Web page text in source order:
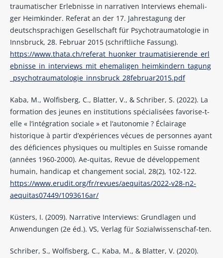
traumatischer Erlebnisse in narrativen Interviews ehemali-
ger Heimkinder. Referat an der 17. Jahrestagung der
deutschsprachigen Gesellschaft für Psychotraumatologie in
Innsbruck, 28. Februar 2015 (schriftliche Fassung).
https://www.thata.ch/referat_huonker_traumatisierende_erl
ebnisse_in_interviews_mit_ehemaligen_heimkindern_tagung
_psychotraumatologie_innsbruck_28februar2015.pdf
Kaba, M., Wolfisberg, C., Blatter, V., & Schriber, S. (2022). La
formation des jeunes en institutions spécialisées favorise-t-
elle « l’intégration sociale » et l’autonomie ? Éclairage
historique à partir d’expériences vécues de personnes ayant
des déficiences physiques ou multiples en Suisse romande
(années 1960-2000). Ae-quitas, Revue de développement
humain, handicap et changement social, 28(2), 102-122.
https://www.erudit.org/fr/revues/aequitas/2022-v28-n2-
aequitas07449/1093616ar/
Küsters, I. (2009). Narrative Interviews: Grundlagen und
Anwendungen (2e éd.). VS, Verlag für Sozialwissenschaf-ten.
Schriber, S., Wolfisberg, C., Kaba, M., & Blatter, V. (2020).